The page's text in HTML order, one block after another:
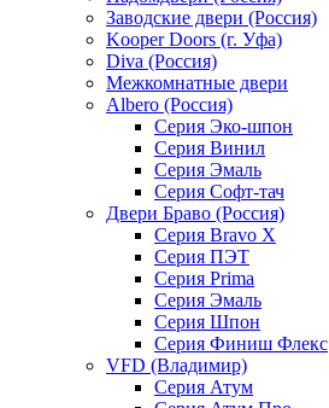
Заводские двери (Россия)
Kooper Doors (г. Уфа)
Diva (Россия)
Межкомнатные двери
Albero (Россия)
Серия Эко-шпон
Серия Винил
Серия Эмаль
Серия Софт-тач
Двери Браво (Россия)
Серия Bravo X
Серия ПЭТ
Серия Prima
Серия Эмаль
Серия Шпон
Серия Финиш Флекс
VFD (Владимир)
Серия Атум